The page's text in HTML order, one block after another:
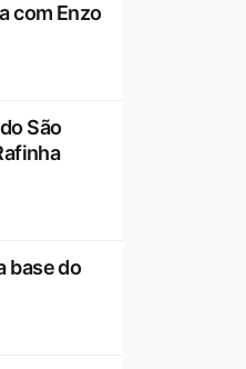
com Enzo
São
base do